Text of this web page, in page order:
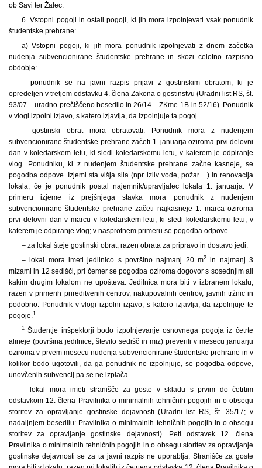
ob Savi ter Žalec.
6. Vstopni pogoji in ostali pogoji, ki jih mora izpolnjevati vsak ponudnik
študentske prehrane:
a) Vstopni pogoji, ki jih mora ponudnik izpolnjevati z dnem začetka
nudenja subvencionirane študentske prehrane in skozi celotno razpisno
obdobje:
– ponudnik se na javni razpis prijavi z gostinskim obratom, ki je
opredeljen v tretjem odstavku 4. člena Zakona o gostinstvu (Uradni list RS, št.
93/07 – uradno prečiščeno besedilo in 26/14 – ZKme-1B in 52/16). Ponudnik
v vlogi izpolni izjavo, s katero izjavlja, da izpolnjuje ta pogoj.
– gostinski obrat mora obratovati. Ponudnik mora z nudenjem
subvencionirane študentske prehrane začeti 1. januarja oziroma prvi delovni
dan v koledarskem letu, ki sledi koledarskemu letu, v katerem je odpiranje
vlog. Ponudniku, ki z nudenjem študentske prehrane začne kasneje, se
pogodba odpove. Izjemi sta višja sila (npr. izliv vode, požar ...) in renovacija
lokala, če je ponudnik postal najemnik/upravljalec lokala 1. januarja. V
primeru izjeme iz prejšnjega stavka mora ponudnik z nudenjem
subvencionirane študentske prehrane začeti najkasneje 1. marca oziroma
prvi delovni dan v marcu v koledarskem letu, ki sledi koledarskemu letu, v
katerem je odpiranje vlog; v nasprotnem primeru se pogodba odpove.
– za lokal šteje gostinski obrat, razen obrata za pripravo in dostavo jedi.
– lokal mora imeti jedilnico s površino najmanj 20 m2 in najmanj 3
mizami in 12 sedišči, pri čemer se pogodba oziroma dogovor s sosednjim ali
kakim drugim lokalom ne upošteva. Jedilnica mora biti v izbranem lokalu,
razen v primerih prireditvenih centrov, nakupovalnih centrov, javnih tržnic in
podobno. Ponudnik v vlogi izpolni izjavo, s katero izjavlja, da izpolnjuje te
pogoje.1
1Študentje inšpektorji bodo izpolnjevanje osnovnega pogoja iz četrte
alineje (površina jedilnice, število sedišč in miz) preverili v mesecu januarju
oziroma v prvem mesecu nudenja subvencionirane študentske prehrane in v
kolikor bodo ugotovili, da ga ponudnik ne izpolnjuje, se pogodba odpove,
unovčenih subvencij pa se ne izplača.
– lokal mora imeti stranišče za goste v skladu s prvim do četrtim
odstavkom 12. člena Pravilnika o minimalnih tehničnih pogojih in o obsegu
storitev za opravljanje gostinske dejavnosti (Uradni list RS, št. 35/17; v
nadaljnjem besedilu: Pravilnika o minimalnih tehničnih pogojih in o obsegu
storitev za opravljanje gostinske dejavnosti). Peti odstavek 12. člena
Pravilnika o minimalnih tehničnih pogojih in o obsegu storitev za opravljanje
gostinske dejavnosti se za ta javni razpis ne uporablja. Stranišče za goste